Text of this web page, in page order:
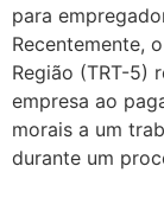
para
Recentemente,
Região (TRT-5)
empresa ao
morais a um
durante um